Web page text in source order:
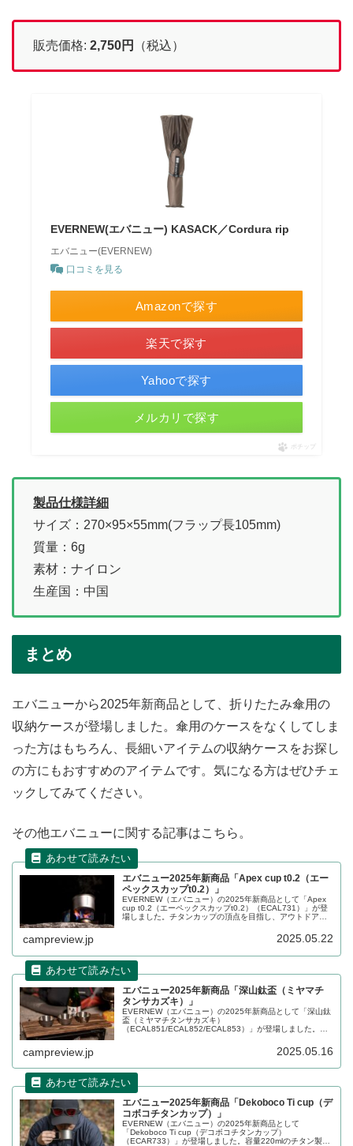
販売価格: 2,750円 （税込）
EVERNEW(エバニュー) KASACK／Cordura rip
エバニュー(EVERNEW)
口コミを見る
Amazonで探す
楽天で探す
Yahooで探す
メルカリで探す
ポチップ
製品仕様詳細
サイズ：270×95×55mm(フラップ長105mm)
質量：6g
素材：ナイロン
生産国：中国
まとめ
エバニューから2025年新商品として、折りたたみ傘用の
収納ケースが登場しました。傘用のケースをなくしてしま
った方はもちろん、長細いアイテムの収納ケースをお探し
の方にもおすすめのアイテムです。気になる方はぜひチェ
ックしてみてください。
その他エバニューに関する記事はこちら。
エバニュー2025年新商品「Apex cup t0.2（エー
ペックスカップt0.2）」
EVERNEW（エバニュー）の2025年新商品として「Apex
cup t0.2（エーペックスカップt0.2）（ECAL731）」が登
場しました。チタンカップの頂点を目指し、アウトドアブ
300mlで、重量はわずか29gに抑えられています。詳細をレ
campreview.jp 2025.05.22
エバニュー2025年新商品「深山鈦盃（ミヤマチ
タンサカズキ）」
EVERNEW（エバニュー）の2025年新商品として「深山鈦
盃（ミヤマチタンサカズキ）
（ECAL851/ECAL852/ECAL853）」が登場しました。陶
「生」、「焼」、「槌」の3種が提供されます。詳細をレビ
campreview.jp 2025.05.16
エバニュー2025年新商品「Dekoboco Ti cup（デ
コボコチタンカップ）」
EVERNEW（エバニュー）の2025年新商品として
「Dekoboco Ti cup（デコボコチタンカップ）
（ECAR733）」が登場しました。容量220mlのチタン製シ